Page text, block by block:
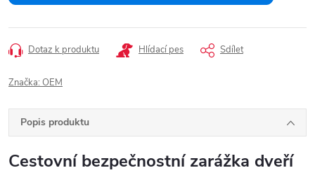
Dotaz k produktu Hlídací pes Sdílet
Značka: OEM
Popis produktu
Cestovní bezpečnostní zarážka dveří